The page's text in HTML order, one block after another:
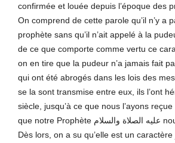
confirmée et louée depuis l’époque des
On comprend de cette parole qu’il n’y a
prophète sans qu’il n’ait appelé à la
de ce que comporte comme vertu ce
on en tire que la pudeur n’a jamais fait
qui ont été abrogés dans les lois des
se la sont transmise entre eux, ils l’ont
siècle, jusqu’à ce que nous l’ayons
que notre Prophète عليه الصلاة والسلام nous y ait appelés.
Dès lors, on a su qu’elle est un